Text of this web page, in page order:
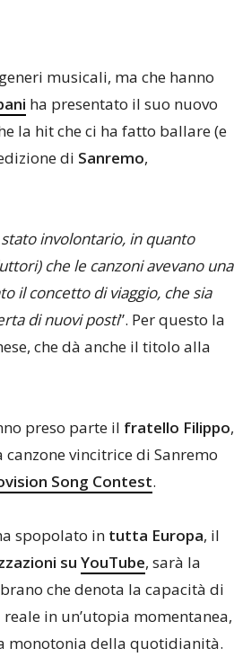
musicali, ma che hanno
ha presentato il suo nuovo
la hit che ci ha fatto ballare (e
di Sanremo,
involontario, in quanto
che le canzoni avevano una
il concetto di viaggio, che sia
di nuovi posti”. Per questo la
che dà anche il titolo alla
preso parte il fratello Filippo,
vincitrice di Sanremo
Song Contest.
spopolato in tutta Europa, il
su YouTube, sarà la
brano che denota la capacità di
in un’utopia momentanea,
monotonia della quotidianità.